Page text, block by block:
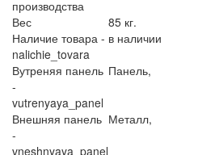
производства
Вес
85 кг.
Наличие товара -
nalichie_tovara
в наличии
Вутреняя панель
-
vutrenyaya_panel
Панель,
Внешняя панель
-
vneshnyaya_panel
Металл,